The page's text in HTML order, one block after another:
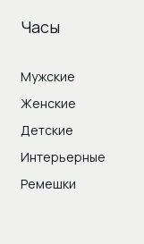
Часы
Мужские
Женские
Детские
Интерьерные
Ремешки